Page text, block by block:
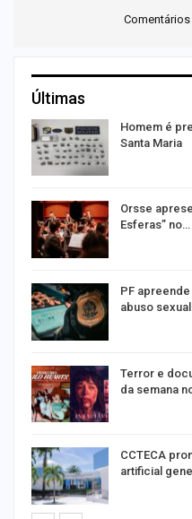
Últimas
Homem é
Santa Maria
Orsse
Esferas” no…
PF
abuso
Terror e
da semana
CCTECA
artificial